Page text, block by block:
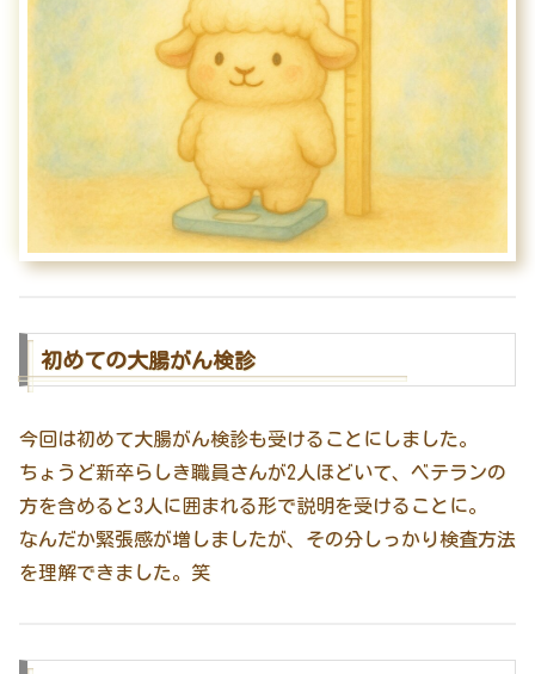
初めての大腸がん検診
今回は初めて大腸がん検診も受けることにしました。
ちょうど新卒らしき職員さんが2人ほどいて、ベテランの
方を含めると3人に囲まれる形で説明を受けることに。
なんだか緊張感が増しましたが、その分しっかり検査方法
を理解できました。笑